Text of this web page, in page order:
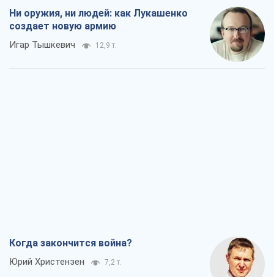
Ни оружия, ни людей: как Лукашенко
создает новую армию
Игар Тышкевич 12,9 т.
Когда закончится война?
Юрий Христензен 7,2 т.